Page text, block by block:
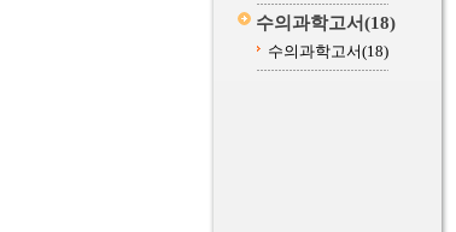
수의과학고서(18)
수의과학고서(18)